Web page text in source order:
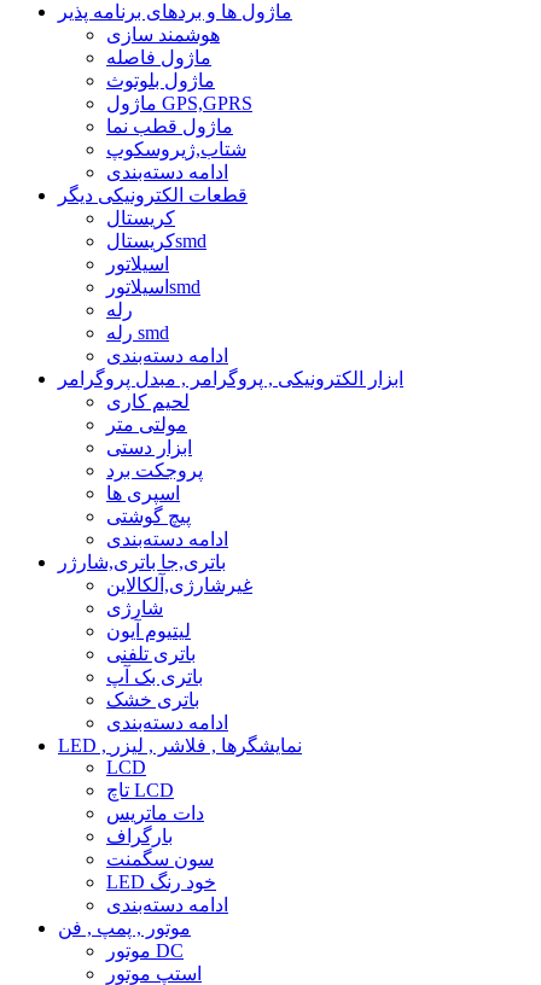
ماژول ها و بردهای برنامه پذیر
هوشمند سازی
ماژول فاصله
ماژول بلوتوث
ماژول GPS,GPRS
ماژول قطب نما
شتاب,ژیروسکوپ
ادامه دسته‌بندی
قطعات الکترونیکی دیگر
کریستال
کریستالsmd
اسیلاتور
اسیلاتورsmd
رله
رله smd
ادامه دسته‌بندی
ابزار الکترونیکی , پروگرامر , مبدل پروگرامر
لحیم کاری
مولتی متر
ابزار دستی
پروجکت برد
اسپری ها
پیچ گوشتی
ادامه دسته‌بندی
باتری,جا باتری,شارژر
غیرشارژی,آلکالاین
شارژی
لیتیوم آیون
باتری تلفنی
باتری بک آپ
باتری خشک
ادامه دسته‌بندی
LED , نمایشگرها , فلاشر , لیزر
LCD
تاچ LCD
دات ماتریس
بارگراف
سون سگمنت
LED خود رنگ
ادامه دسته‌بندی
موتور , پمپ , فن
موتور DC
استپ موتور